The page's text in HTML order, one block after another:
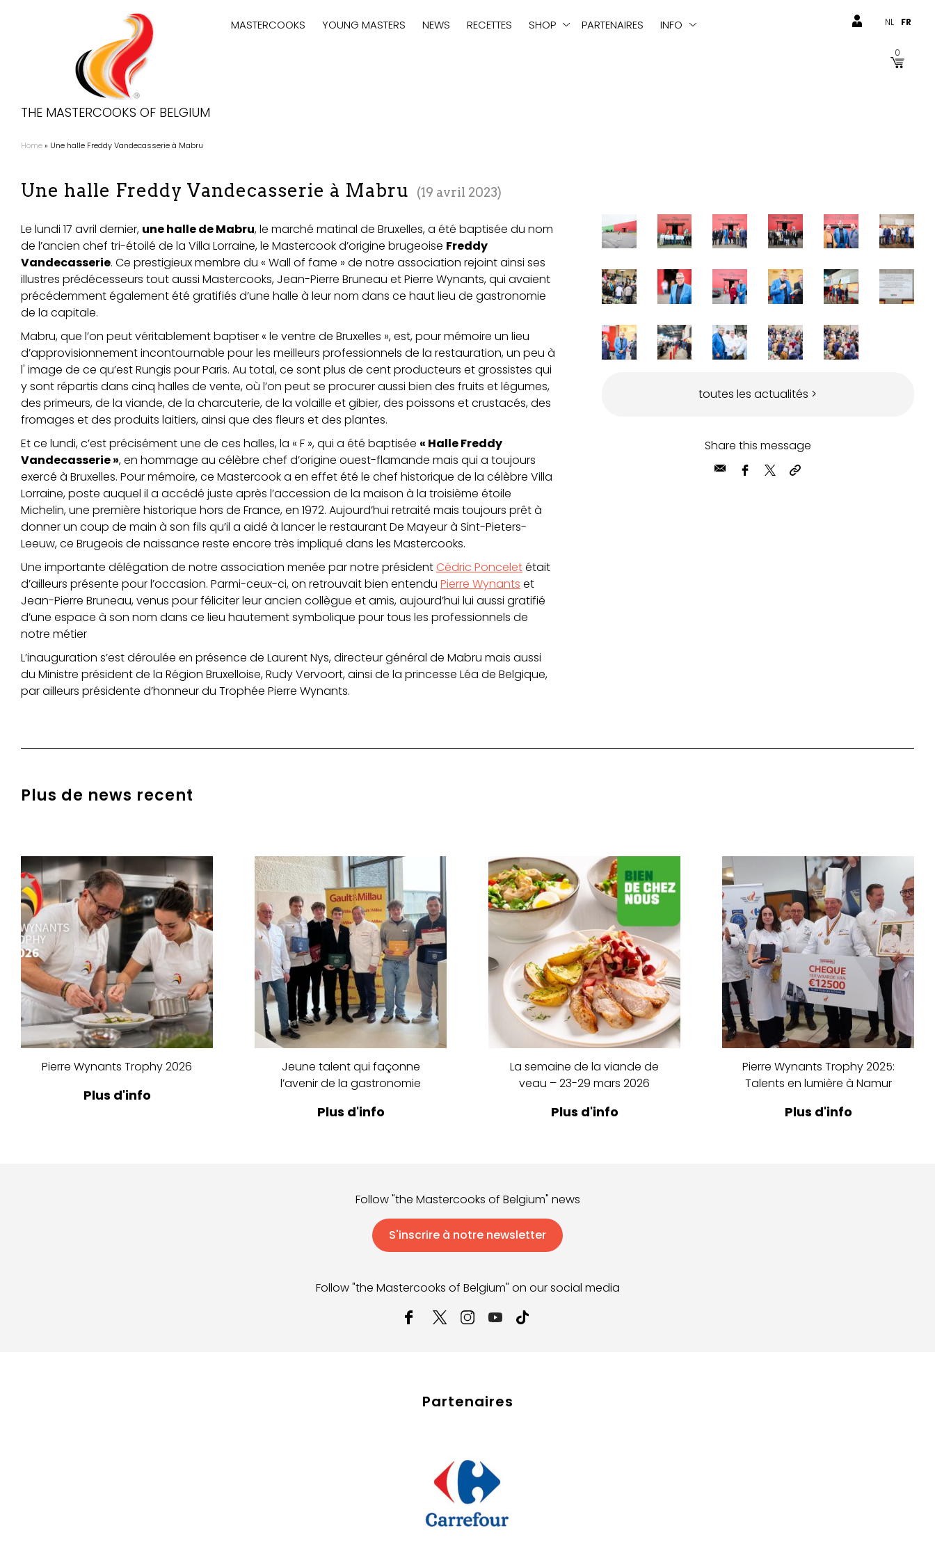
THE MASTERCOOKS OF BELGIUM
MASTERCOOKS YOUNG MASTERS NEWS RECETTES SHOP PARTENAIRES INFO NL FR
0
Fil
Home Une halle Freddy Vandecasserie à Mabru
Une halle Freddy Vandecasserie à Mabru 19 avril 2023
Le lundi 17 avril dernier, une halle de Mabru, le marché matinal de Bruxelles, a été baptisée du nom
de l’ancien chef tri-étoilé de la Villa Lorraine, le Mastercook d’origine brugeoise Freddy
Vandecasserie. Ce prestigieux membre du « Wall of fame » de notre association rejoint ainsi ses
illustres prédécesseurs tout aussi Mastercooks, Jean-Pierre Bruneau et Pierre Wynants, qui avaient
précédemment également été gratifiés d’une halle à leur nom dans ce haut lieu de gastronomie
de la capitale.
Mabru, que l’on peut véritablement baptiser « le ventre de Bruxelles », est, pour mémoire un lieu
d’approvisionnement incontournable pour les meilleurs professionnels de la restauration, un peu à
l' image de ce qu’est Rungis pour Paris. Au total, ce sont plus de cent producteurs et grossistes qui
y sont répartis dans cinq halles de vente, où l’on peut se procurer aussi bien des fruits et légumes,
des primeurs, de la viande, de la charcuterie, de la volaille et gibier, des poissons et crustacés, des
fromages et des produits laitiers, ainsi que des fleurs et des plantes.
Et ce lundi, c’est précisément une de ces halles, la « F », qui a été baptisée « Halle Freddy
Vandecasserie », en hommage au célèbre chef d’origine ouest-flamande mais qui a toujours
exercé à Bruxelles. Pour mémoire, ce Mastercook a en effet été le chef historique de la célèbre Villa
Lorraine, poste auquel il a accédé juste après l’accession de la maison à la troisième étoile
Michelin, une première historique hors de France, en 1972. Aujourd’hui retraité mais toujours prêt à
donner un coup de main à son fils qu’il a aidé à lancer le restaurant De Mayeur à Sint-Pieters-
Leeuw, ce Brugeois de naissance reste encore très impliqué dans les Mastercooks.
Une importante délégation de notre association menée par notre présidentCédric Ponceletétait
d’ailleurs présente pour l’occasion. Parmi-ceux-ci, on retrouvait bien entendu Pierre Wynants et
Jean-Pierre Bruneau, venus pour féliciter leur ancien collègue et amis, aujourd’hui lui aussi gratifié
d’une espace à son nom dans ce lieu hautement symbolique pour tous les professionnels de
notre métier
L’inauguration s’est déroulée en présence de Laurent Nys, directeur général de Mabru mais aussi
du Ministre président de la Région Bruxelloise, Rudy Vervoort, ainsi de la princesse Léa de Belgique,
par ailleurs présidente d’honneur du Trophée Pierre Wynants.
toutes les actualités >
Share this message
Plus de news recent
Pierre Wynants Trophy 2026
Plus d'info
Jeune talent qui façonne
l’avenir de la gastronomie
Plus d'info
La semaine de la viande de
veau – 23-29 mars 2026
Plus d'info
Pierre Wynants Trophy 2025:
Talents en lumière à Namur
Plus d'info
Follow "the Mastercooks of Belgium" news
S'inscrire à notre newsletter
Follow "the Mastercooks of Belgium" on our social media
Partenaires